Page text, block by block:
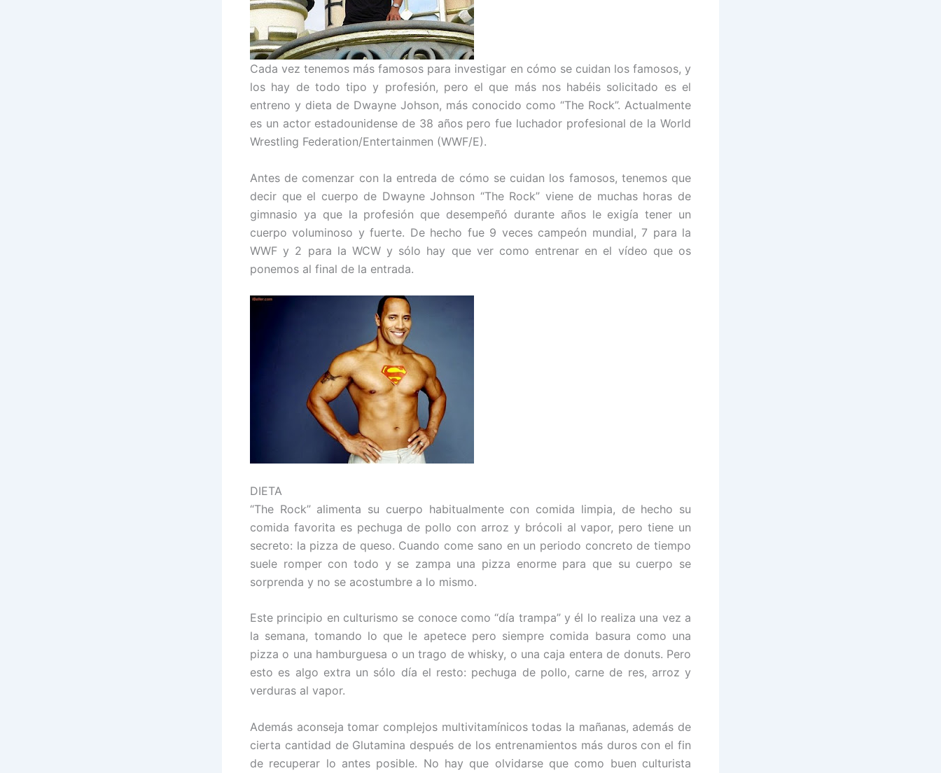
Cada vez tenemos más famosos para investigar en cómo se cuidan los famosos, y
los hay de todo tipo y profesión, pero el que más nos habéis solicitado es el
entreno y dieta de Dwayne Johson, más conocido como “The Rock”. Actualmente
es un actor estadounidense de 38 años pero fue luchador profesional de la World
Wrestling Federation/Entertainmen (WWF/E).
Antes de comenzar con la entreda de cómo se cuidan los famosos, tenemos que
decir que el cuerpo de Dwayne Johnson “The Rock” viene de muchas horas de
gimnasio ya que la profesión que desempeñó durante años le exigía tener un
cuerpo voluminoso y fuerte. De hecho fue 9 veces campeón mundial, 7 para la
WWF y 2 para la WCW y sólo hay que ver como entrenar en el vídeo que os
ponemos al final de la entrada.
DIETA
“The Rock” alimenta su cuerpo habitualmente con comida limpia, de hecho su
comida favorita es pechuga de pollo con arroz y brócoli al vapor, pero tiene un
secreto: la pizza de queso. Cuando come sano en un periodo concreto de tiempo
suele romper con todo y se zampa una pizza enorme para que su cuerpo se
sorprenda y no se acostumbre a lo mismo.
Este principio en culturismo se conoce como “día trampa” y él lo realiza una vez a
la semana, tomando lo que le apetece pero siempre comida basura como una
pizza o una hamburguesa o un trago de whisky, o una caja entera de donuts. Pero
esto es algo extra un sólo día el resto: pechuga de pollo, carne de res, arroz y
verduras al vapor.
Además aconseja tomar complejos multivitamínicos todas la mañanas, además de
cierta cantidad de Glutamina después de los entrenamientos más duros con el fin
de recuperar lo antes posible. No hay que olvidarse que como buen culturista